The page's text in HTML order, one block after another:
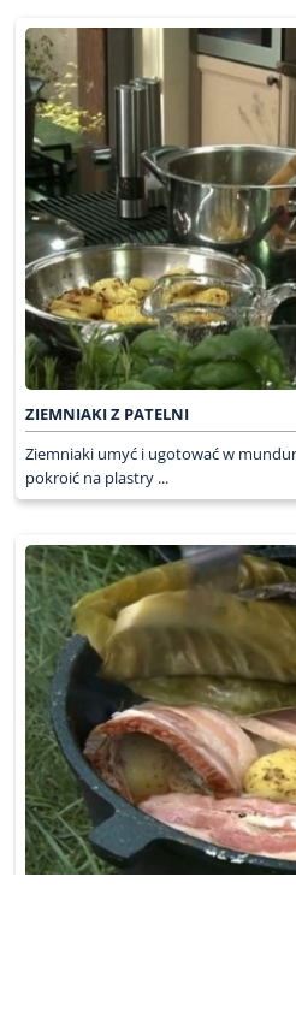
ZIEMNIAKI Z PATELNI
Ziemniaki umyć i ugotować w
pokroić na plastry ...